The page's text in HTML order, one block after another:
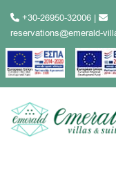
+30-26950-32006 |
reservations@emerald-